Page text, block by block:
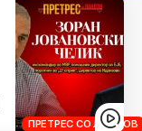
ПРЕТРЕС СО ЛАНДОВ